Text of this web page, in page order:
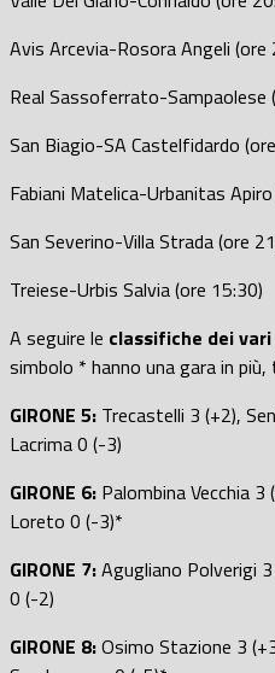
Avis Arcevia-Rosora Angeli (ore
Real Sassoferrato-Sampaolese
San Biagio-SA Castelfidardo
Fabiani Matelica-Urbanitas
San Severino-Villa Strada (ore
Treiese-Urbis Salvia (ore 15:30)
A seguire le classifiche dei
simbolo * hanno una gara in
GIRONE 5: Trecastelli 3 (+2),
Lacrima 0 (-3)
GIRONE 6: Palombina Vecchia 3
Loreto 0 (-3)*
GIRONE 7:Agugliano Polverigi
0 (-2)
GIRONE 8:Osimo Stazione 3